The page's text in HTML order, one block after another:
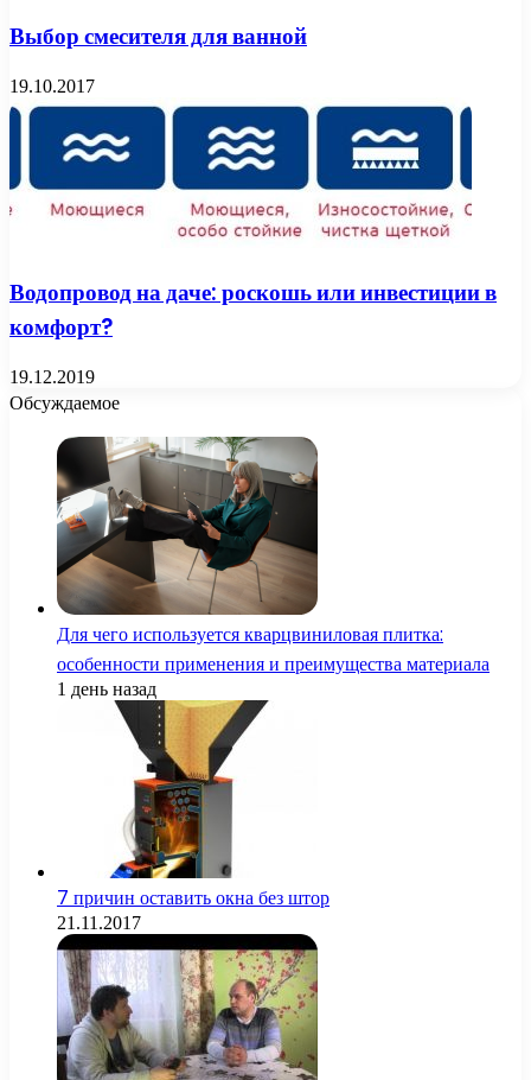
Выбор смесителя для ванной
19.10.2017
Водопровод на даче: роскошь или инвестиции в
комфорт?
19.12.2019
Обсуждаемое
Для чего используется кварцвиниловая плитка:
особенности применения и преимущества материала
1 день назад
7 причин оставить окна без штор
21.11.2017